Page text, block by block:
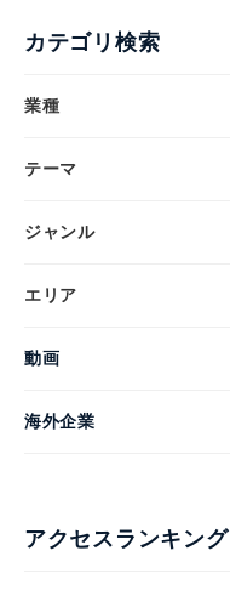
カテゴリ検索
業種
テーマ
ジャンル
エリア
動画
海外企業
アクセスランキング